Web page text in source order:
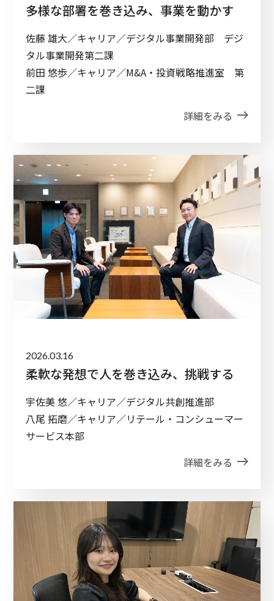
多様な部署を巻き込み、事業を動かす
佐藤 雄大／キャリア／デジタル事業開発部 デジ
タル事業開発第二課
前田 悠歩／キャリア／M&A・投資戦略推進室 第
二課
詳細をみる
2026.03.16
柔軟な発想で人を巻き込み、挑戦する
宇佐美 悠／キャリア／デジタル共創推進部
八尾 拓磨／キャリア／リテール・コンシューマー
サービス本部
詳細をみる